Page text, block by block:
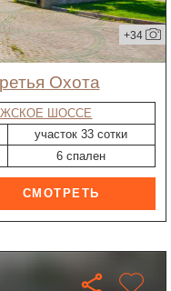
+34
Охота
ШОССЕ
участок 33 сотки
6 спален